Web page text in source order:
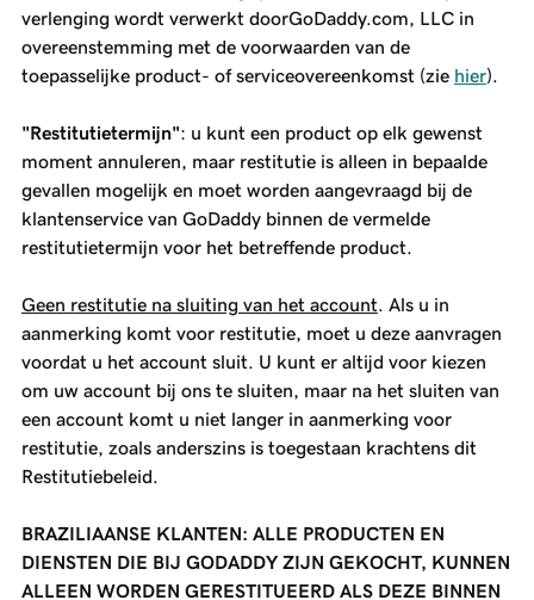
verlenging wordt verwerkt doorGoDaddy.com, LLC in
overeenstemming met de voorwaarden van de
toepasselijke product- of serviceovereenkomst (zie hier).
"Restitutietermijn": u kunt een product op elk gewenst
moment annuleren, maar restitutie is alleen in bepaalde
gevallen mogelijk en moet worden aangevraagd bij de
klantenservice van GoDaddy binnen de vermelde
restitutietermijn voor het betreffende product.
Geen restitutie na sluiting van het account. Als u in
aanmerking komt voor restitutie, moet u deze aanvragen
voordat u het account sluit. U kunt er altijd voor kiezen
om uw account bij ons te sluiten, maar na het sluiten van
een account komt u niet langer in aanmerking voor
restitutie, zoals anderszins is toegestaan krachtens dit
Restitutiebeleid.
BRAZILIAANSE KLANTEN: ALLE PRODUCTEN EN
DIENSTEN DIE BIJ GODADDY ZIJN GEKOCHT, KUNNEN
ALLEEN WORDEN GERESTITUEERD ALS DEZE BINNEN